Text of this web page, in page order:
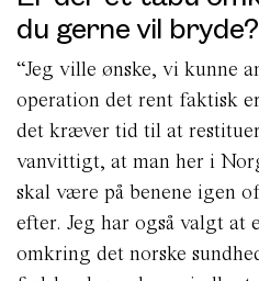
du gerne vil bryde?
“Jeg ville ønske, vi kunne
operation det rent faktisk
det kræver tid til at
vanvittigt, at man her i
skal være på benene igen
efter. Jeg har også valgt at
omkring det norske